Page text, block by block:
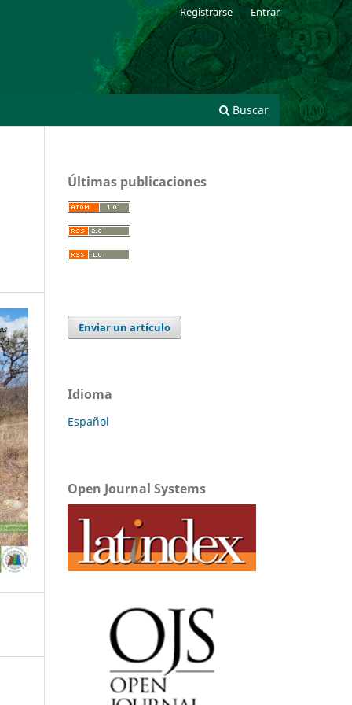
Buscar
Registrarse Entrar
Últimas publicaciones
Enviar un artículo
Idioma
Español
Open Journal Systems